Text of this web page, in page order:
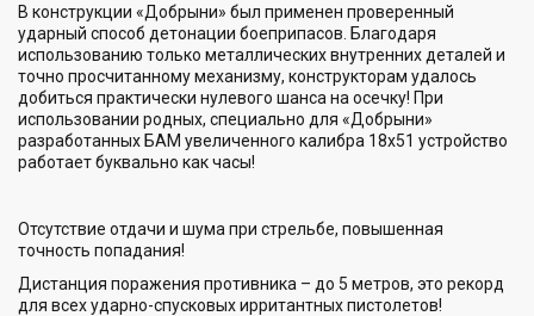
В конструкции «Добрыни» был применен проверенный
ударный способ детонации боеприпасов. Благодаря
использованию только металлических внутренних деталей и
точно просчитанному механизму, конструкторам удалось
добиться практически нулевого шанса на осечку! При
использовании родных, специально для «Добрыни»
разработанных БАМ увеличенного калибра 18х51 устройство
работает буквально как часы!
Отсутствие отдачи и шума при стрельбе, повышенная
точность попадания!
Дистанция поражения противника – до 5 метров, это рекорд
для всех ударно-спусковых ирритантных пистолетов!